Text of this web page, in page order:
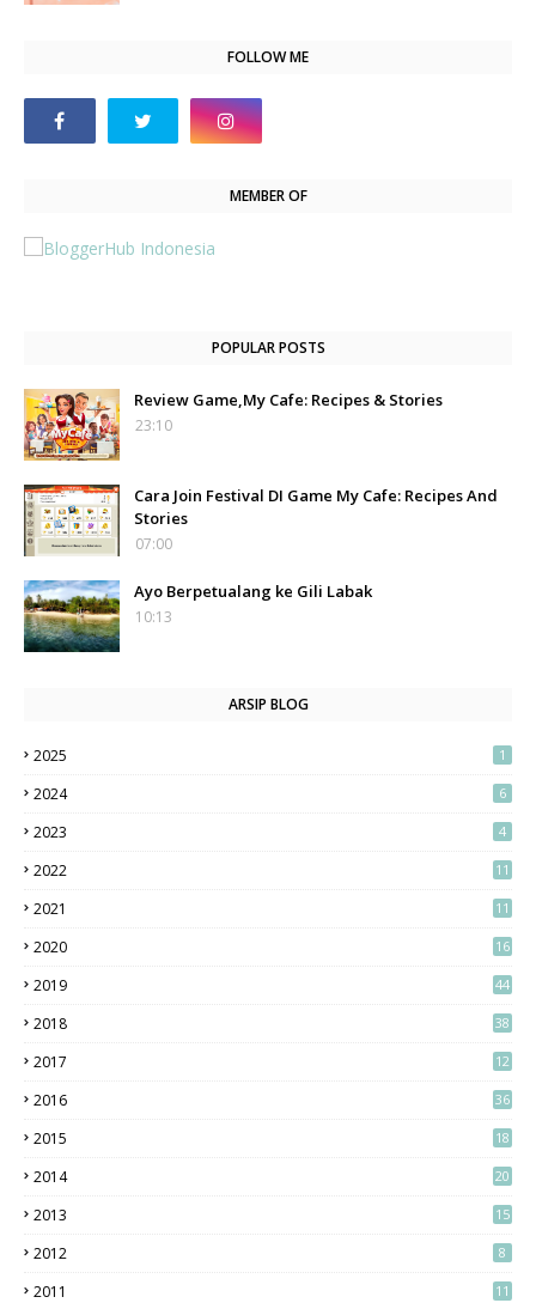
FOLLOW ME
MEMBER OF
POPULAR POSTS
Review Game,My Cafe: Recipes & Stories
23:10
Cara Join Festival DI Game My Cafe: Recipes And
Stories
07:00
Ayo Berpetualang ke Gili Labak
10:13
ARSIP BLOG
2025 1
2024 6
2023 4
2022 11
2021 11
2020 16
2019 44
2018 38
2017 12
2016 36
2015 18
2014 20
2013 15
2012 8
2011 11